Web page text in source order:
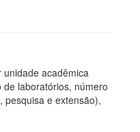
acadêmica
laboratórios, número
pesquisa e extensão),